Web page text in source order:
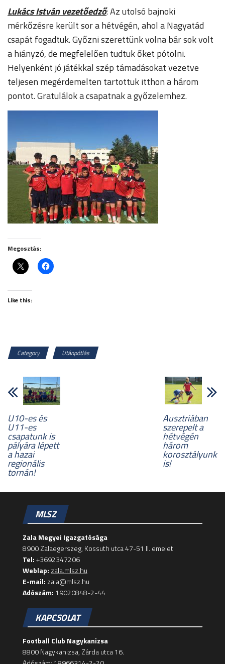
Lukács István vezetőedző: Az utolsó bajnoki
mérkőzésre került sor a hétvégén, ahol a Nagyatád
csapát fogadtuk. Győzni szerettünk volna bár sok volt
a hiányzó, de megfelelően tudtuk őket pótolni.
Helyenként jó játékkal szép támadásokat vezetve
teljesen megérdemelten tartottuk itthon a három
pontot. Gratulálok a csapatnak a győzelemhez.
Megosztás:
Like this:
Category Utánpótlás
U10-es és
U11-es
csapatunk is
pályára lépett
a hazai
regionális
tornán!
Ausztriában
szerepelt a
hétvégén
három
korosztályunk
is!
MLSZ
Zala Megyei Igazgatósága
8900 Zalaegerszeg, Kossuth utca 47-51 II. emelet
Tel:+3692347206
Weblap: zala.mlsz.hu
E-mail: zala@mlsz.hu
Adószám: 19020848-2-44
KAPCSOLAT
Football Club Nagykanizsa
8800 Nagykanizsa, Zárda utca 16.